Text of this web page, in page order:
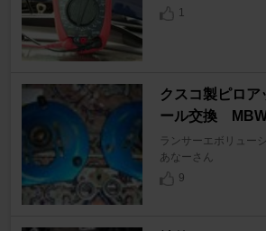
1
クスコ製ピロ
ール交換
ランサーエボリュー
あなーさん
9